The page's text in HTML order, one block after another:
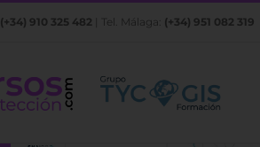
(+34) 910 325 482 | Tel. Málaga: (+34) 951 082 319